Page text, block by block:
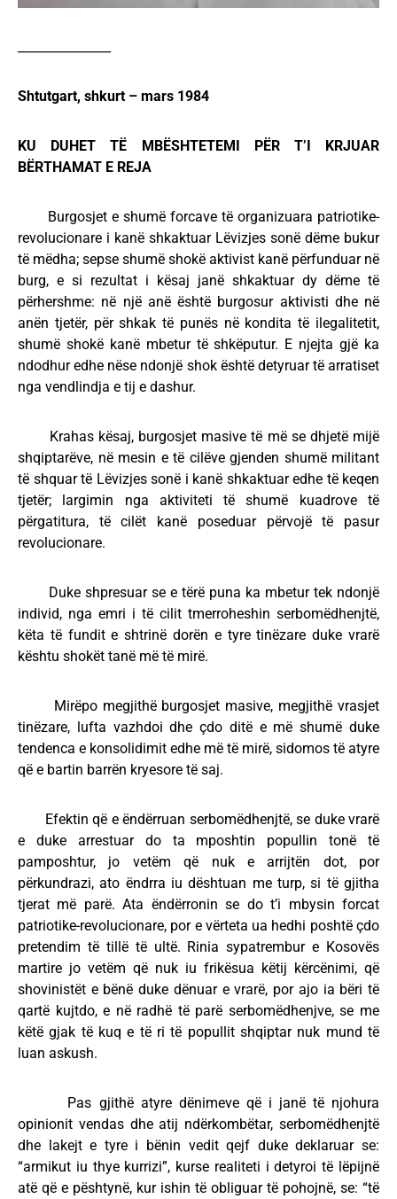
Shtutgart, shkurt – mars 1984
KU DUHET TË MBËSHTETEMI PËR T’I KRJUAR
BËRTHAMAT E REJA
Burgosjet e shumë forcave të organizuara patriotike-
revolucionare i kanë shkaktuar Lëvizjes sonë dëme bukur
të mëdha; sepse shumë shokë aktivist kanë përfunduar në
burg, e si rezultat i kësaj janë shkaktuar dy dëme të
përhershme: në një anë është burgosur aktivisti dhe në
anën tjetër, për shkak të punës në kondita të ilegalitetit,
shumë shokë kanë mbetur të shkëputur. E njejta gjë ka
ndodhur edhe nëse ndonjë shok është detyruar të arratiset
nga vendlindja e tij e dashur.
Krahas kësaj, burgosjet masive të më se dhjetë mijë
shqiptarëve, në mesin e të cilëve gjenden shumë militant
të shquar të Lëvizjes sonë i kanë shkaktuar edhe të keqen
tjetër; largimin nga aktiviteti të shumë kuadrove të
përgatitura, të cilët kanë poseduar përvojë të pasur
revolucionare.
Duke shpresuar se e tërë puna ka mbetur tek ndonjë
individ, nga emri i të cilit tmerroheshin serbomëdhenjtë,
këta të fundit e shtrinë dorën e tyre tinëzare duke vrarë
kështu shokët tanë më të mirë.
Mirëpo megjithë burgosjet masive, megjithë vrasjet
tinëzare, lufta vazhdoi dhe çdo ditë e më shumë duke
tendenca e konsolidimit edhe më të mirë, sidomos të atyre
që e bartin barrën kryesore të saj.
Efektin që e ëndërruan serbomëdhenjtë, se duke vrarë
e duke arrestuar do ta mposhtin popullin tonë të
pamposhtur, jo vetëm që nuk e arrijtën dot, por
përkundrazi, ato ëndrra iu dështuan me turp, si të gjitha
tjerat më parë. Ata ëndërronin se do t’i mbysin forcat
patriotike-revolucionare, por e vërteta ua hedhi poshtë çdo
pretendim të tillë të ultë. Rinia sypatrembur e Kosovës
martire jo vetëm që nuk iu frikësua këtij kërcënimi, që
shovinistët e bënë duke dënuar e vrarë, por ajo ia bëri të
qartë kujtdo, e në radhë të parë serbomëdhenjve, se me
këtë gjak të kuq e të ri të popullit shqiptar nuk mund të
luan askush.
Pas gjithë atyre dënimeve që i janë të njohura
opinionit vendas dhe atij ndërkombëtar, serbomëdhenjtë
dhe lakejt e tyre i bënin vedit qejf duke deklaruar se:
“armikut iu thye kurrizi”, kurse realiteti i detyroi të lëpijnë
atë që e pështynë, kur ishin të obliguar të pohojnë, se: “të